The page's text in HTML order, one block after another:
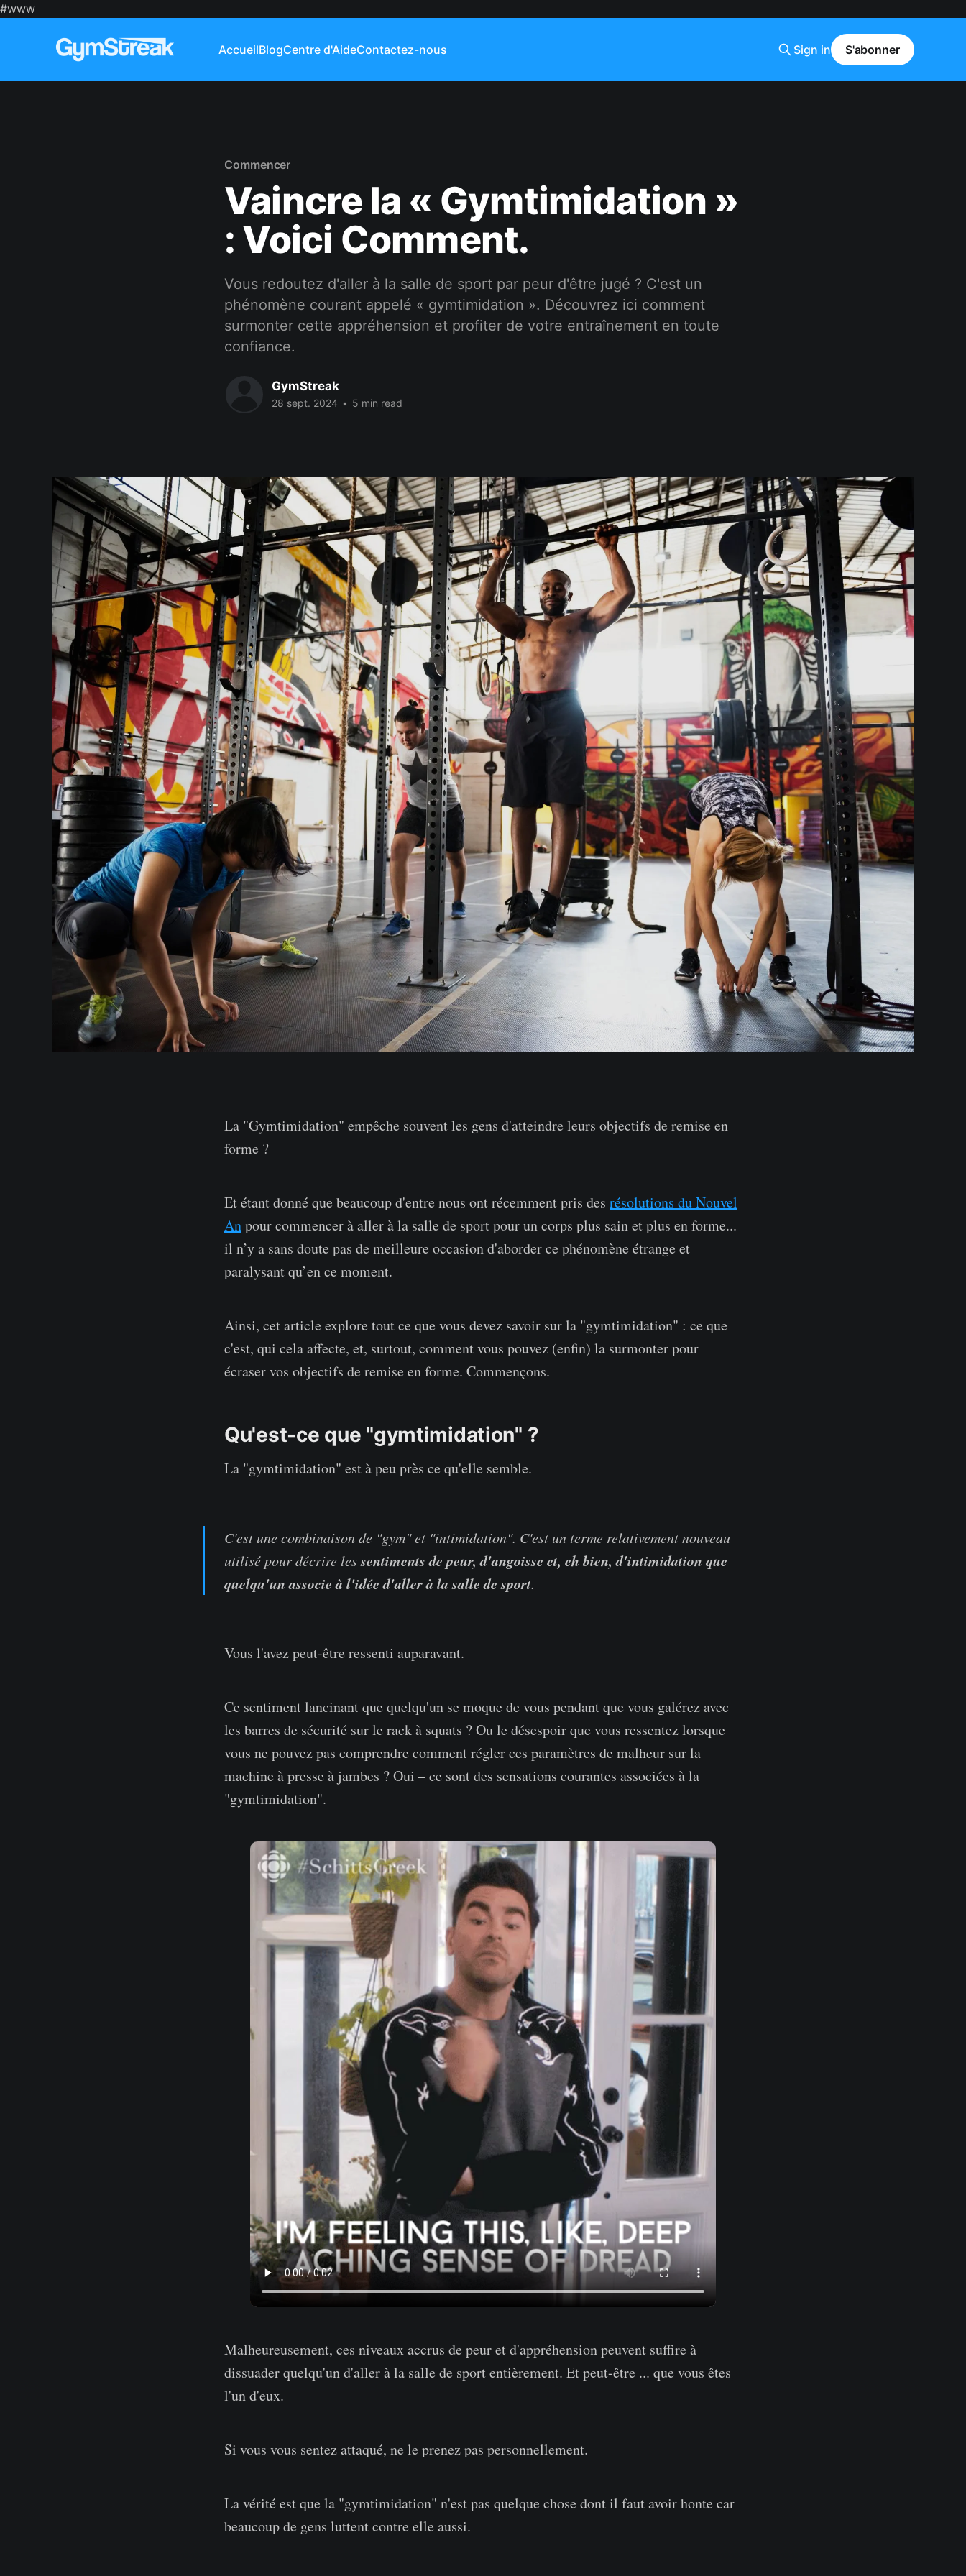
#www
AccueilBlogCentre d'AideContactez-nous Sign in S'abonner
Commencer
Vaincre la « Gymtimidation »
: Voici Comment.
Vous redoutez d'aller à la salle de sport par peur d'être jugé ? C'est un
phénomène courant appelé « gymtimidation ». Découvrez ici comment
surmonter cette appréhension et profiter de votre entraînement en toute
confiance.
GymStreak
28 sept. 2024 • 5 min read
La "Gymtimidation" empêche souvent les gens d'atteindre leurs objectifs de remise en
forme ?
Et étant donné que beaucoup d'entre nous ont récemment pris des résolutions du Nouvel
Anpour commencer à aller à la salle de sport pour un corps plus sain et plus en forme...
il n’y a sans doute pas de meilleure occasion d'aborder ce phénomène étrange et
paralysant qu’en ce moment.
Ainsi, cet article explore tout ce que vous devez savoir sur la "gymtimidation" : ce que
c'est, qui cela affecte, et, surtout, comment vous pouvez (enfin) la surmonter pour
écraser vos objectifs de remise en forme. Commençons.
Qu'est-ce que "gymtimidation" ?
La "gymtimidation" est à peu près ce qu'elle semble.
C'est une combinaison de "gym" et "intimidation". C'est un terme relativement nouveau
utilisé pour décrire lessentiments de peur, d'angoisse et, eh bien, d'intimidation que
quelqu'un associe à l'idée d'aller à la salle de sport.
Vous l'avez peut-être ressenti auparavant.
Ce sentiment lancinant que quelqu'un se moque de vous pendant que vous galérez avec
les barres de sécurité sur le rack à squats ? Ou le désespoir que vous ressentez lorsque
vous ne pouvez pas comprendre comment régler ces paramètres de malheur sur la
machine à presse à jambes ? Oui – ce sont des sensations courantes associées à la
"gymtimidation".
Malheureusement, ces niveaux accrus de peur et d'appréhension peuvent suffire à
dissuader quelqu'un d'aller à la salle de sport entièrement. Et peut-être ... que vous êtes
l'un d'eux.
Si vous vous sentez attaqué, ne le prenez pas personnellement.
La vérité est que la "gymtimidation" n'est pas quelque chose dont il faut avoir honte car
beaucoup de gens luttent contre elle aussi.